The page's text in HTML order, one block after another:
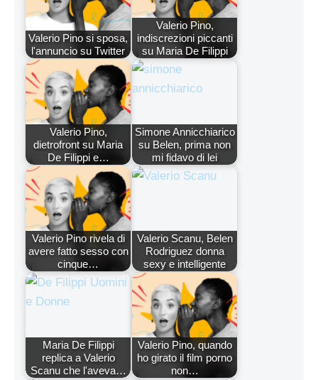
Valerio Pino si sposa,
l'annuncio su Twitter
Valerio Pino,
indiscrezioni piccanti
su Maria De Filippi
Valerio Pino,
dietrofront su Maria
De Filippi e…
Simone Annicchiarico
su Belen, prima non
mi fidavo di lei
Valerio Pino rivela di
avere fatto sesso con
cinque…
Valerio Scanu, Belen
Rodriguez donna
sexy e intelligente
Maria De Filippi
replica a Valerio
Scanu che l'aveva…
Valerio Pino, quando
ho girato il film porno
non…